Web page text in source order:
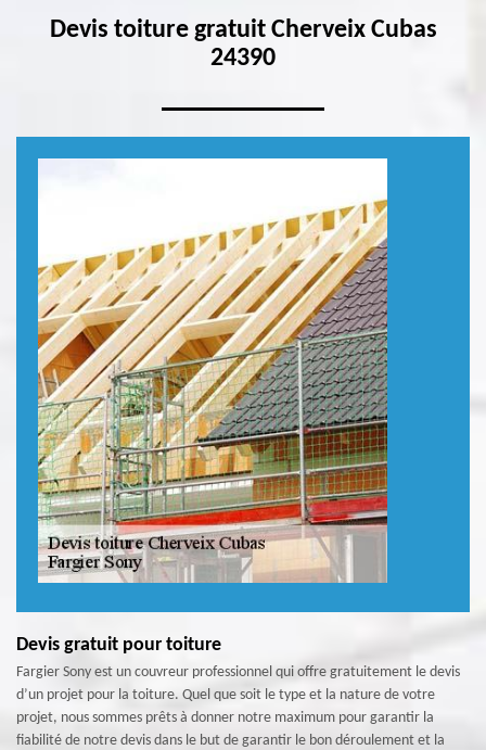
Devis toiture gratuit Cherveix Cubas
24390
Devis gratuit pour toiture
Fargier Sony est un couvreur professionnel qui offre gratuitement le devis
d’un projet pour la toiture. Quel que soit le type et la nature de votre
projet, nous sommes prêts à donner notre maximum pour garantir la
fiabilité de notre devis dans le but de garantir le bon déroulement et la